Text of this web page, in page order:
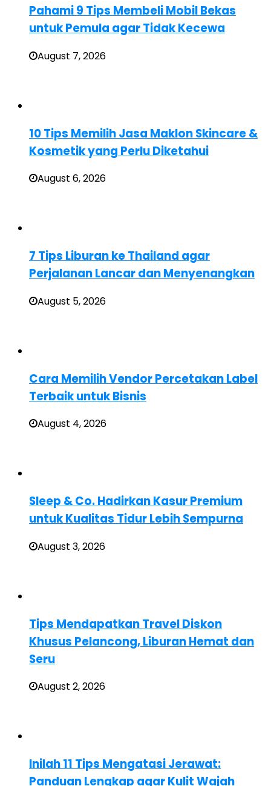
Pahami 9 Tips Membeli Mobil Bekas
untuk Pemula agar Tidak Kecewa
August 7, 2026
10 Tips Memilih Jasa Maklon Skincare &
Kosmetik yang Perlu Diketahui
August 6, 2026
7 Tips Liburan ke Thailand agar
Perjalanan Lancar dan Menyenangkan
August 5, 2026
Cara Memilih Vendor Percetakan Label
Terbaik untuk Bisnis
August 4, 2026
Sleep & Co. Hadirkan Kasur Premium
untuk Kualitas Tidur Lebih Sempurna
August 3, 2026
Tips Mendapatkan Travel Diskon
Khusus Pelancong, Liburan Hemat dan
Seru
August 2, 2026
Inilah 11 Tips Mengatasi Jerawat:
Panduan Lengkap agar Kulit Wajah